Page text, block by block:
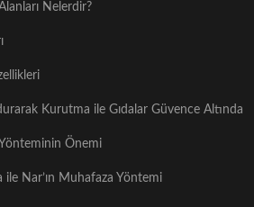
Nelerdir?
Kurutma ile Gıdalar Güvence Altında
Önemi
Nar’ın Muhafaza Yöntemi